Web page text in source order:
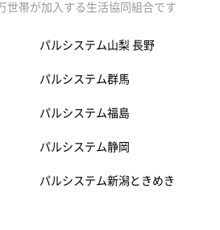
世帯が加入する生活協同組合です
パルシステム山梨 長野
パルシステム群馬
パルシステム福島
パルシステム静岡
パルシステム新潟ときめき